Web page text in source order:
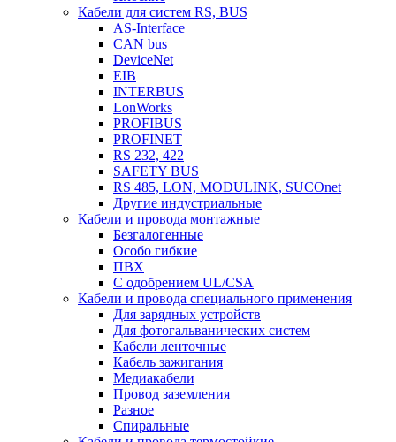
Кабели для систем RS, BUS
AS-Interface
CAN bus
DeviceNet
EIB
INTERBUS
LonWorks
PROFIBUS
PROFINET
RS 232, 422
SAFETY BUS
RS 485, LON, MODULINK, SUCOnet
Другие индустриальные
Кабели и провода монтажные
Безгалогенные
Особо гибкие
ПВХ
С одобрением UL/CSA
Кабели и провода специального применения
Для зарядных устройств
Для фотогальванических систем
Кабели ленточные
Кабель зажигания
Медиакабели
Провод заземления
Разное
Спиральные